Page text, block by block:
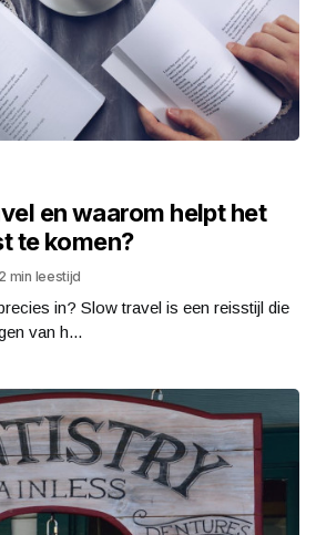
en waarom helpt het
te komen?
2 min leestijd
in? Slow travel is een reisstijl die
van h...